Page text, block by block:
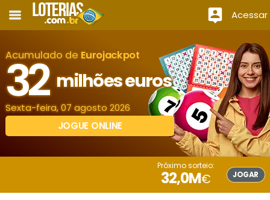
Acessar
Acumulado de Eurojackpot
32 milhões euros
Sexta-feira, 07 agosto 2026
JOGUE ONLINE
Próximo sorteio:
32,0M€ JOGAR